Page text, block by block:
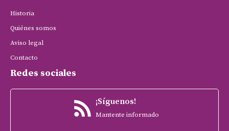
Historia
Quiénes somos
Aviso legal
Contacto
Redes sociales
¡Síguenos!
Mantente informado